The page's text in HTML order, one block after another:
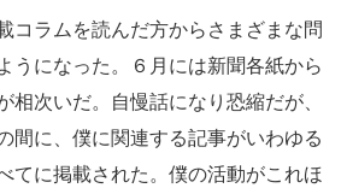
コラムを読んだ方からさまざまな問
うになった。６月には新聞各紙から
相次いだ。自慢話になり恐縮だが、
間に、僕に関連する記事がいわゆる
てに掲載された。僕の活動がこれほ